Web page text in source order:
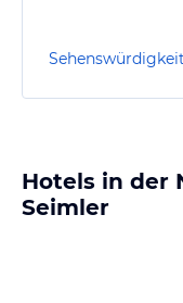
Hotels in der
Seimler